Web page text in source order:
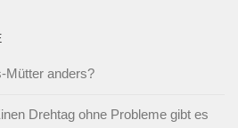
Mütter anders?
Drehtag ohne Probleme gibt es